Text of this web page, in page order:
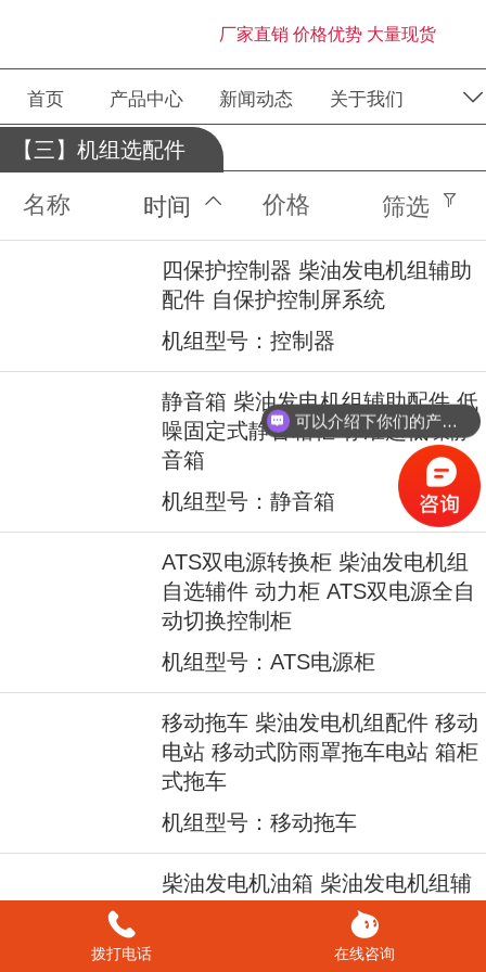
厂家直销 价格优势 大量现货
首页 产品中心 新闻动态 关于我们
【三】机组选配件
名称 时间 价格 筛选
四保护控制器 柴油发电机组辅助
配件 自保护控制屏系统
机组型号：控制器
静音箱 柴油发电机组辅助配件 低
噪固定式静音箱柜 标准超低噪静
音箱
机组型号：静音箱
ATS双电源转换柜 柴油发电机组
自选辅件 动力柜 ATS双电源全自
动切换控制柜
机组型号：ATS电源柜
移动拖车 柴油发电机组配件 移动
电站 移动式防雨罩拖车电站 箱柜
式拖车
机组型号：移动拖车
柴油发电机油箱 柴油发电机组辅
助配件 一体式底座燃油箱 分体式
拨打电话 在线咨询
可以介绍下你们的产品么？